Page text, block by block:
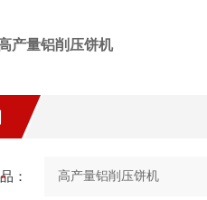
产量铝削压饼机
：